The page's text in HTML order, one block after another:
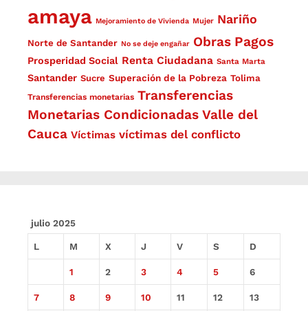
amaya Mejoramiento de Vivienda Mujer Nariño
Norte de Santander No se deje engañar Obras Pagos
Prosperidad Social Renta Ciudadana Santa Marta
Santander Sucre Superación de la Pobreza Tolima
Transferencias monetarias Transferencias
Monetarias Condicionadas Valle del
Cauca Víctimas víctimas del conflicto
julio 2025
L M X J V S D
1 2 3 4 5 6
7 8 9 10 11 12 13